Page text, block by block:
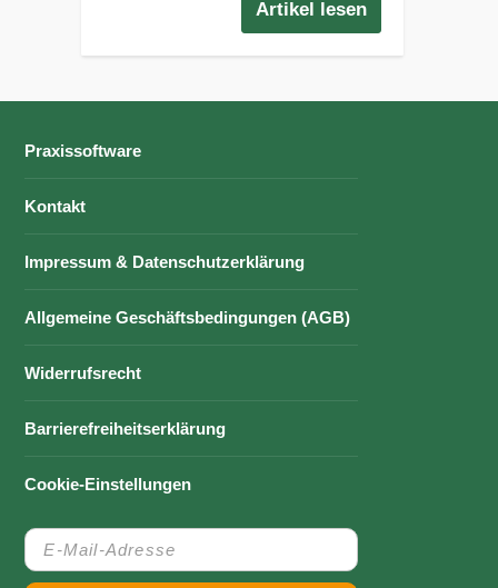
Artikel lesen
Praxissoftware
Kontakt
Impressum & Datenschutzerklärung
Allgemeine Geschäftsbedingungen (AGB)
Widerrufsrecht
Barrierefreiheitserklärung
Cookie-Einstellungen